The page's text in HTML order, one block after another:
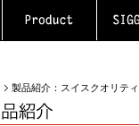
製品紹介：スイスクオリテ